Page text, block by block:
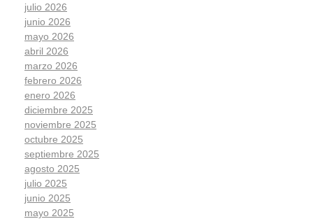
julio 2026
junio 2026
mayo 2026
abril 2026
marzo 2026
febrero 2026
enero 2026
diciembre 2025
noviembre 2025
octubre 2025
septiembre 2025
agosto 2025
julio 2025
junio 2025
mayo 2025